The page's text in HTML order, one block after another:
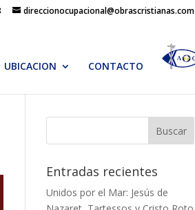
direccionocupacional@obrascristianas.com
UBICACION CONTACTO
Entradas recientes
Unidos por el Mar: Jesús de